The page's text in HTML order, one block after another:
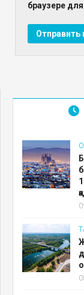
браузере